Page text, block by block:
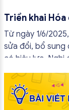
Triển khai
kinh doanh từ
Từ ngày 1/6/
sửa đổi, bổ sung
có hiệu lực. Nghị
áp dụng hóa
tạo từ máy tính
theo hướng hiện